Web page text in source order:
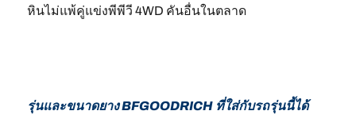
หินไม่แพ้คู่แข่งพีพีวี 4WD คันอื่นในตลาด
รุ่นและขนาดยาง BFGOODRICH ที่ใส่กับรถรุ่นนี้ได้